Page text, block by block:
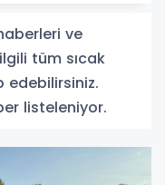
ve
tüm sıcak
edebilirsiniz.
listeleniyor.